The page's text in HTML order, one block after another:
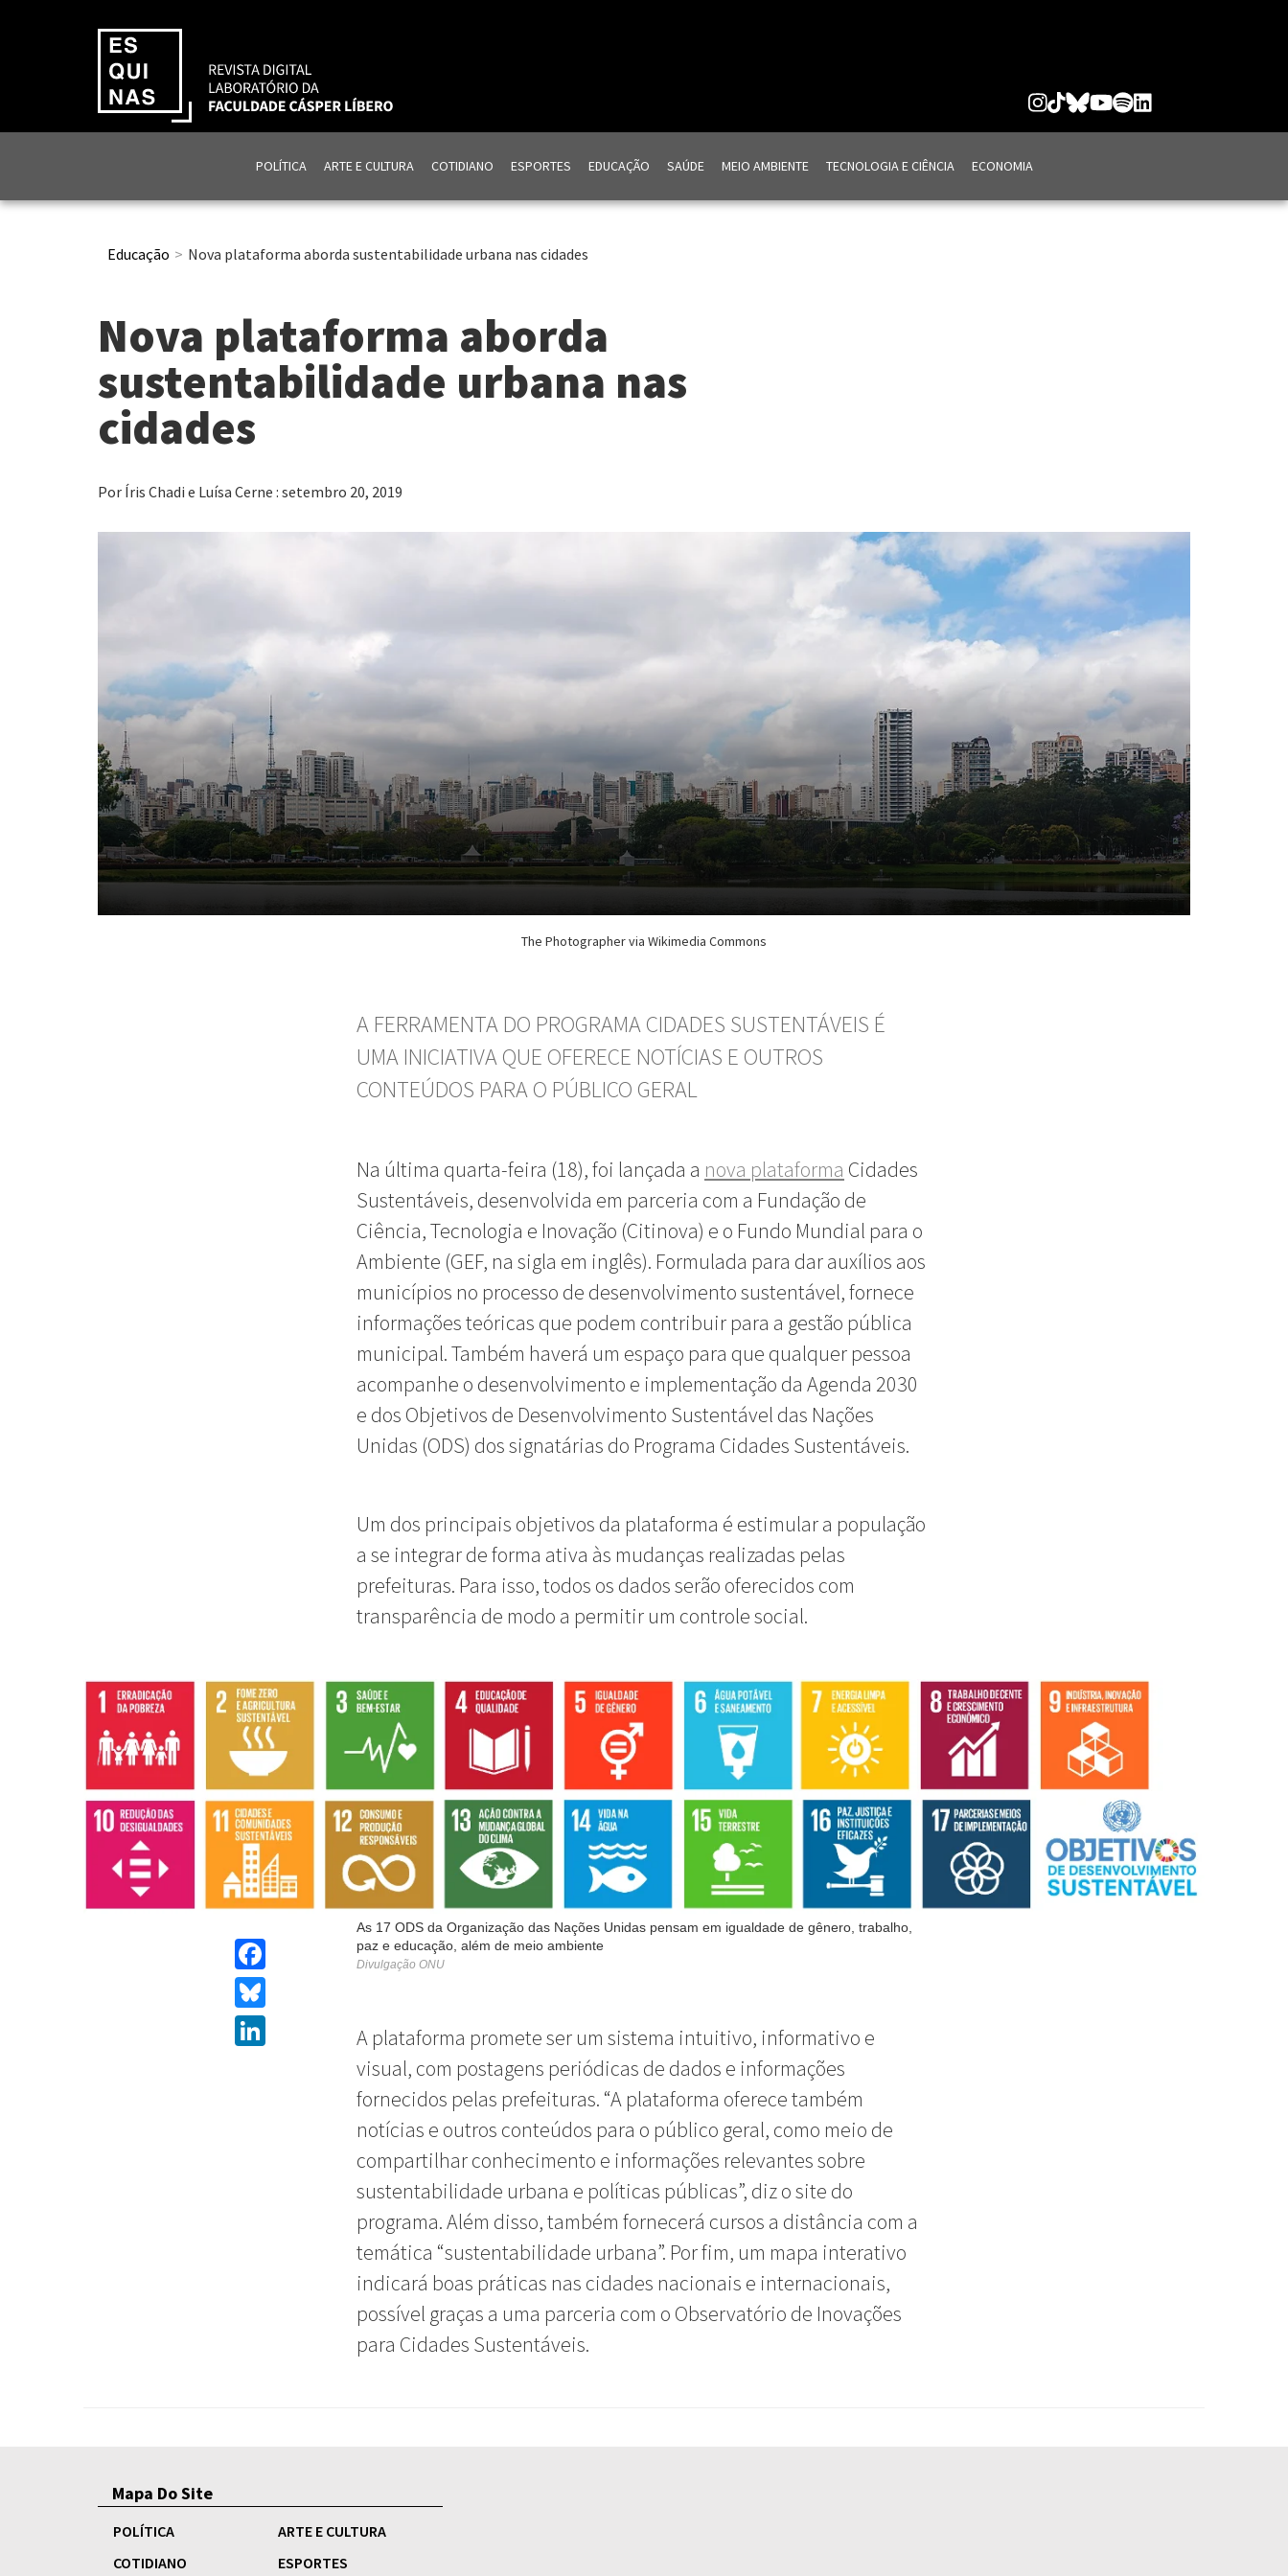
POLÍTICA ARTE E CULTURA COTIDIANO ESPORTES EDUCAÇÃO SAÚDE MEIO AMBIENTE TECNOLOGIA E CIÊNCIA ECONOMIA
Educação Nova plataforma aborda sustentabilidade urbana nas cidades
Nova plataforma aborda
sustentabilidade urbana nas
cidades
Por Íris Chadi e Luísa Cerne : setembro 20, 2019
The Photographer via Wikimedia Commons
Facebook
Bluesky
A FERRAMENTA DO PROGRAMA CIDADES SUSTENTÁVEIS É
UMA INICIATIVA QUE OFERECE NOTÍCIAS E OUTROS
CONTEÚDOS PARA O PÚBLICO GERAL
Na última quarta-feira (18), foi lançada a nova plataforma Cidades
Sustentáveis, desenvolvida em parceria com a Fundação de
Ciência, Tecnologia e Inovação (Citinova) e o Fundo Mundial para o
Ambiente (GEF, na sigla em inglês). Formulada para dar auxílios aos
municípios no processo de desenvolvimento sustentável, fornece
informações teóricas que podem contribuir para a gestão pública
municipal. Também haverá um espaço para que qualquer pessoa
acompanhe o desenvolvimento e implementação da Agenda 2030
e dos Objetivos de Desenvolvimento Sustentável das Nações
Unidas (ODS) dos signatárias do Programa Cidades Sustentáveis.
Um dos principais objetivos da plataforma é estimular a população
a se integrar de forma ativa às mudanças realizadas pelas
prefeituras. Para isso, todos os dados serão oferecidos com
transparência de modo a permitir um controle social.
As 17 ODS da Organização das Nações Unidas pensam em igualdade de gênero, trabalho,
paz e educação, além de meio ambiente
Divulgação ONU
A plataforma promete ser um sistema intuitivo, informativo e
visual, com postagens periódicas de dados e informações
fornecidos pelas prefeituras. “A plataforma oferece também
notícias e outros conteúdos para o público geral, como meio de
compartilhar conhecimento e informações relevantes sobre
sustentabilidade urbana e políticas públicas”, diz o site do
programa. Além disso, também fornecerá cursos a distância com a
temática “sustentabilidade urbana”. Por fim, um mapa interativo
indicará boas práticas nas cidades nacionais e internacionais,
possível graças a uma parceria com o Observatório de Inovações
para Cidades Sustentáveis.
Mapa Do Site
POLÍTICA
ARTE E CULTURA
COTIDIANO
ESPORTES